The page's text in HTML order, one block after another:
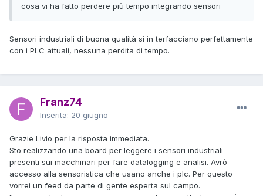
cosa vi ha fatto perdere più tempo integrando sensori
Sensori industriali di buona qualità si in terfacciano perfettamente
con i PLC attuali, nessuna perdita di tempo.
Franz74
Inserita: 20 giugno
Grazie Livio per la risposta immediata.
Sto realizzando una board per leggere i sensori industriali
presenti sui macchinari per fare datalogging e analisi. Avrò
accesso alla sensoristica che usano anche i plc. Per questo
vorrei un feed da parte di gente esperta sul campo.